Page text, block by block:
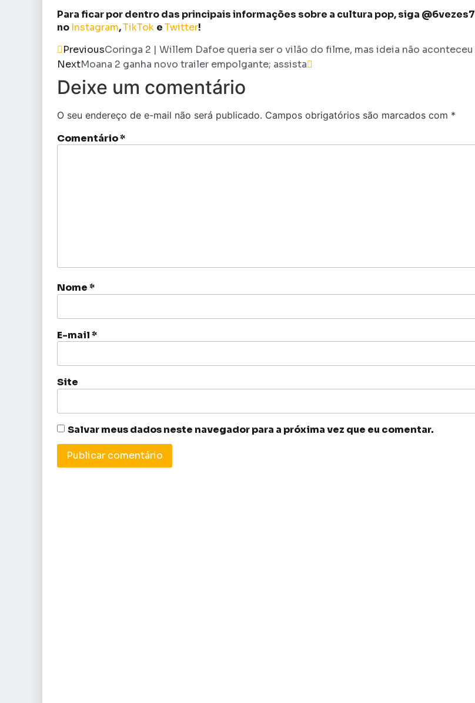
Para ficar por dentro das principais informações sobre a cultura pop, siga @6vezes7
no Instagram,TikTok eTwitter!
PreviousCoringa 2 | Willem Dafoe queria ser o vilão do filme, mas ideia não aconteceu
NextMoana 2 ganha novo trailer empolgante; assista
Deixe um comentário
O seu endereço de e-mail não será publicado. Campos obrigatórios são marcados com *
Comentário*
Nome*
E-mail*
Site
Salvar meus dados neste navegador para a próxima vez que eu comentar.